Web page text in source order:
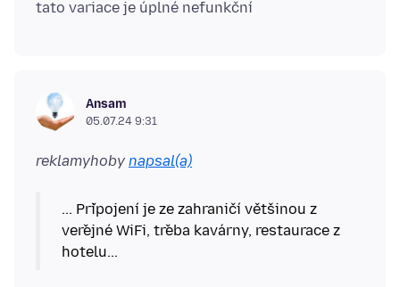
Ansam
05.07.24 9:31
reklamyhoby napsal(a)
... Připojení je ze zahraničí většinou z
veřejné WiFi, třeba kavárny, restaurace z
hotelu...